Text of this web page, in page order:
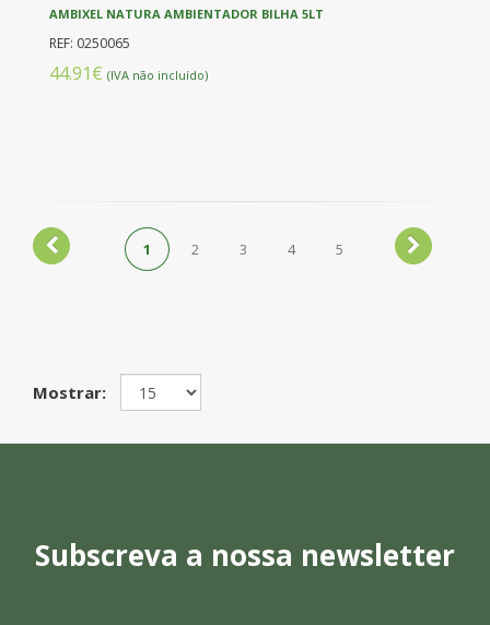
AMBIXEL NATURA AMBIENTADOR BILHA 5LT
REF: 0250065
44.91€ (IVA não incluído)
1 2 3 4 5
Mostrar:
Subscreva a nossa newsletter